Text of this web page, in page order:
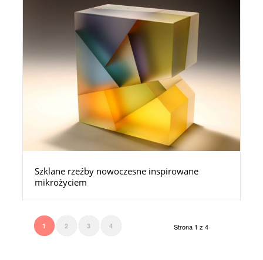
Szklane rzeźby nowoczesne inspirowane
mikrożyciem
Strona 1 z 4
1 2 3 4